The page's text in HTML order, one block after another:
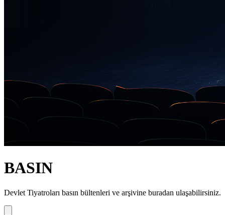
BASIN
Devlet Tiyatroları basın bültenleri ve arşivine buradan ulaşabilirsiniz.